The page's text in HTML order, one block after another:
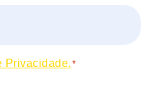
Privacidade. *